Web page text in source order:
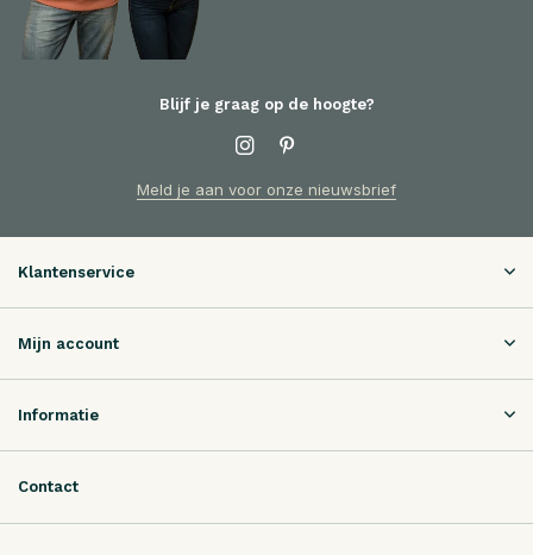
Blijf je graag op de hoogte?
Meld je aan voor onze nieuwsbrief
Klantenservice
Mijn account
Informatie
Contact